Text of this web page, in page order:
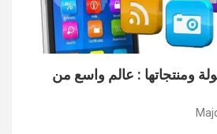
ومنتجاتها : عالم واسع من